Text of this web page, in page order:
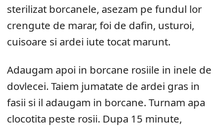
sterilizat borcanele, asezam pe fundul lor
crengute de marar, foi de dafin, usturoi,
cuisoare si ardei iute tocat marunt.
Adaugam apoi in borcane rosiile in inele de
dovlecei. Taiem jumatate de ardei gras in
fasii si il adaugam in borcane. Turnam apa
clocotita peste rosii. Dupa 15 minute,